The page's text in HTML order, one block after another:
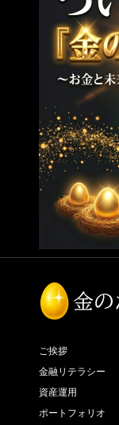
ご挨拶
金融リテラシー
資産運用
ポートフォリオ